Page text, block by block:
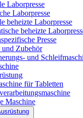
Laborpresse
Laborpresse
beheizte Laborpresse
beheizte
Presse
und Zubehör
und
für Tabletten
Maschine